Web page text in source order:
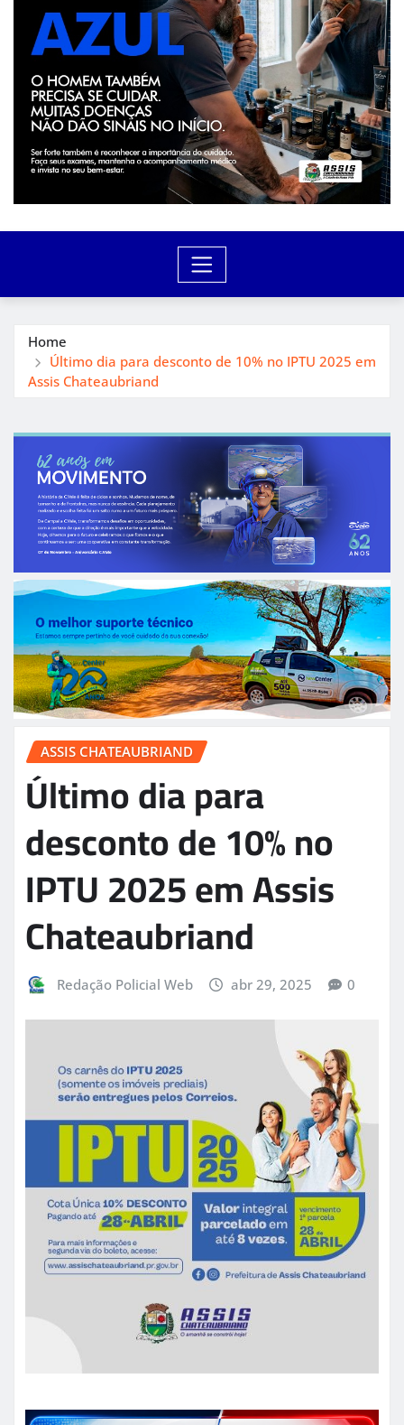
Home
Último dia para desconto de 10% no IPTU 2025 em
Assis Chateaubriand
ASSIS CHATEAUBRIAND
Último dia para
desconto de 10% no
IPTU 2025 em Assis
Chateaubriand
Redação Policial Web abr 29, 2025 0